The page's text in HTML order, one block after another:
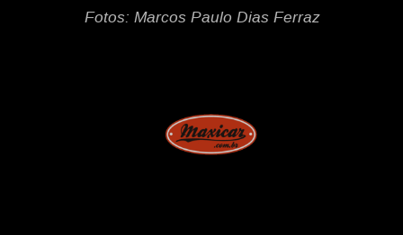
Fotos: Marcos Paulo Dias Ferraz